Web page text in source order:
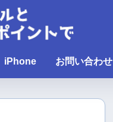
iPhone お問い合わせ